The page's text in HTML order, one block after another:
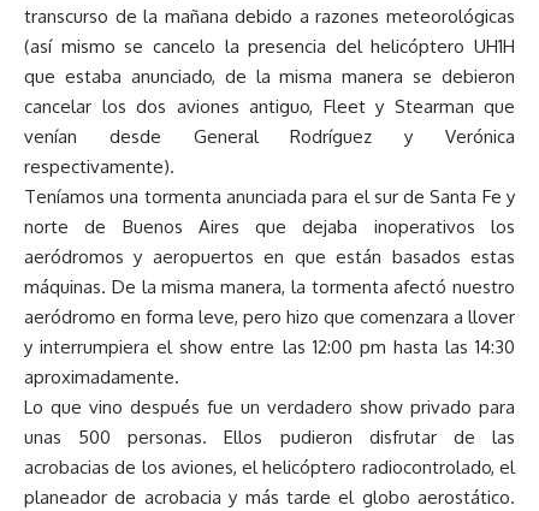
transcurso de la mañana debido a razones meteorológicas
(así mismo se cancelo la presencia del helicóptero UH1H
que estaba anunciado, de la misma manera se debieron
cancelar los dos aviones antiguo, Fleet y Stearman que
venían desde General Rodríguez y Verónica
respectivamente).
Teníamos una tormenta anunciada para el sur de Santa Fe y
norte de Buenos Aires que dejaba inoperativos los
aeródromos y aeropuertos en que están basados estas
máquinas. De la misma manera, la tormenta afectó nuestro
aeródromo en forma leve, pero hizo que comenzara a llover
y interrumpiera el show entre las 12:00 pm hasta las 14:30
aproximadamente.
Lo que vino después fue un verdadero show privado para
unas 500 personas. Ellos pudieron disfrutar de las
acrobacias de los aviones, el helicóptero radiocontrolado, el
planeador de acrobacia y más tarde el globo aerostático.